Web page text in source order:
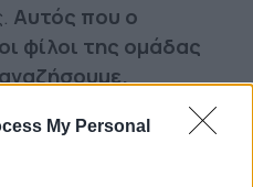
My Personal
Αυτός που ο
φίλοι της ομάδας
του κινήτρου.